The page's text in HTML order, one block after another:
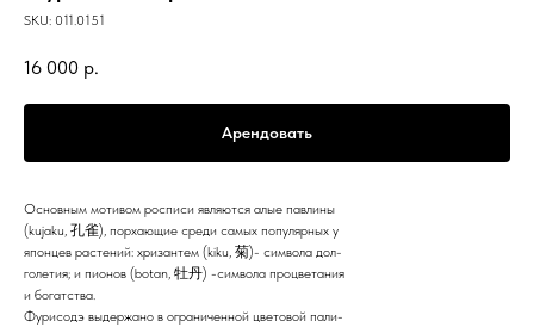
SKU: 011.0151
16 000 р.
Арендовать
Основным мотивом росписи являются алые павлины
(kujaku, 孔雀), порхающие среди самых популярных у
японцев растений: хризантем (kiku, 菊)- символа дол-
голетия; и пионов (botan, 牡丹) -символа процветания
и богатства.
Фурисодэ выдержано в ограниченной цветовой пали-